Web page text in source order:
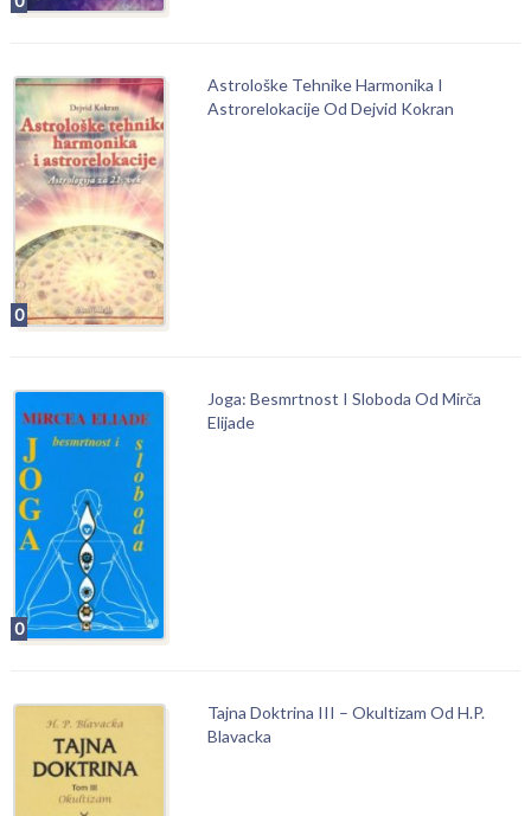
0
Astrološke Tehnike Harmonika I
Astrorelokacije Od Dejvid Kokran
0
Joga: Besmrtnost I Sloboda Od Mirča
Elijade
Tajna Doktrina III – Okultizam Od H.P.
Blavacka